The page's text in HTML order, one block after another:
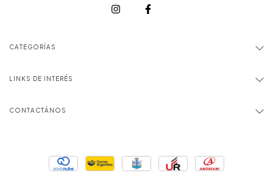
CATEGORÍAS
LINKS DE INTERÉS
CONTACTÁNOS